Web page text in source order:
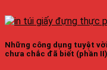
Những công dụng tuyệt
chưa chắc đã biết (phần II)